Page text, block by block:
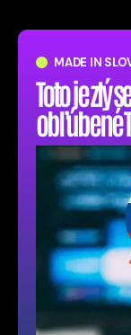
MADE IN
Toto je zlý
obľúbené